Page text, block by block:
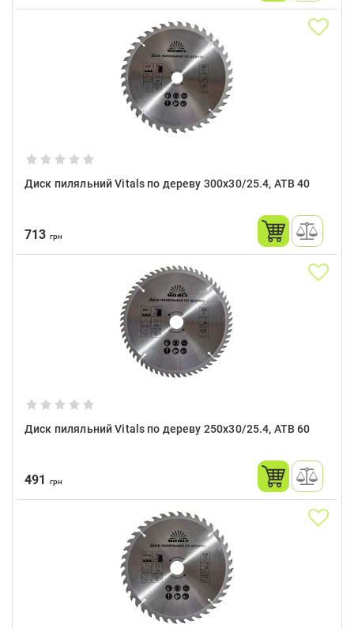
Диск пиляльний Vitals по дереву 300x30/25.4, ATB 40
713 грн
Диск пиляльний Vitals по дереву 250x30/25.4, ATB 60
491 грн